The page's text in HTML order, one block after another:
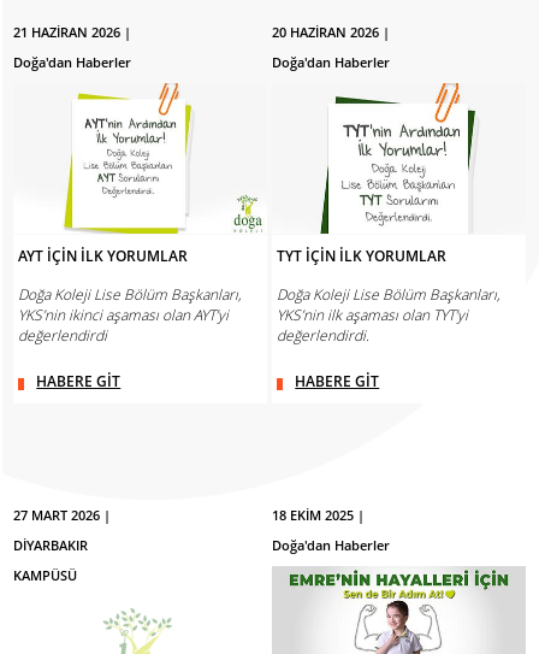
21 HAZİRAN 2026 |
Doğa'dan Haberler
AYT İÇİN İLK YORUMLAR
Doğa Koleji Lise Bölüm Başkanları,
YKS’nin ikinci aşaması olan AYT’yi
değerlendirdi
HABERE GİT
20 HAZİRAN 2026 |
Doğa'dan Haberler
TYT İÇİN İLK YORUMLAR
Doğa Koleji Lise Bölüm Başkanları,
YKS’nin ilk aşaması olan TYT’yi
değerlendirdi.
HABERE GİT
27 MART 2026 |
DİYARBAKIR
KAMPÜSÜ
18 EKİM 2025 |
Doğa'dan Haberler